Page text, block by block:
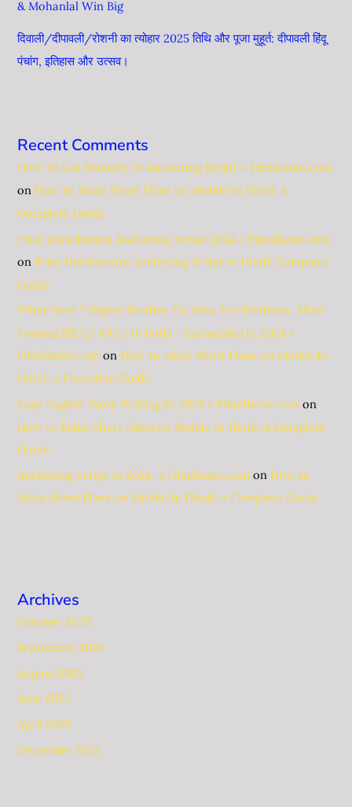
& Mohanlal Win Big
दिवाली/दीपावली/रोशनी का त्योहार 2025 तिथि और पूजा मुहूर्त: दीपावली हिंदू
पंचांग, ​​इतिहास और उत्सव।
Recent Comments
How To Get Mastery In Anchoring Script » Filmiflame.com
on How to Make Short Films on Mobile In Hindi: A
Complete Guide
Prize Distribution Anchoring Script 2024 » Filmiflame.com
on Prize Distribution Anchoring Script in Hindi: Complete
Guide
What Next ? Higher Studies, Or Jobs. For Students. After
Passing SSLC/ 10th ( In India - Karnataka) In 2024 »
Filmiflame.com on How to Make Short Films on Mobile In
Hindi: A Complete Guide
Easy English Story Writing In 2024 » Filmiflame.com on
How to Make Short Films on Mobile In Hindi: A Complete
Guide
Anchoring Script In 2024. » Filmiflame.com on How to
Make Short Films on Mobile In Hindi: A Complete Guide
Archives
October 2025
September 2025
August 2025
June 2025
April 2025
December 2024